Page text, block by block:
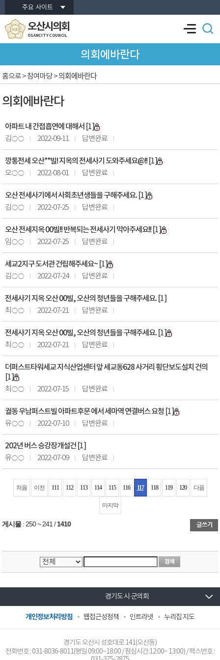
본문바로가기주요 사이트
오산시의회
OSANCITY COUNCIL
의회에바란다
의회에바란다
홈으로> 참여마당 >의회에바란다
아파트 내 간접흡연에 대해서 [1]
김○○ 2022-09-11 답변완료
깡통전세 오산**빌! 지옥의 전세사기 도와주세요@!! [1]
오○○ 2022-08-01 답변완료
오산 전세사기에서 사회초년생들을 구해주세요. [1]
김○○ 2022-07-25 답변완료
오산 전세지옥 00빌!! 반복되는 전세사기 막아주세요!! [1]
임○○ 2022-07-25 답변완료
세교2지구 도서관 건립해주세요~ [1]
김○○ 2022-07-24 답변완료
전세사기 지옥 오산 00빌, 오산의 청년들을 구해주세요. [1]
최○○ 2022-07-21 답변완료
전세사기 지옥 오산 00빌, 오산의 청년들을 구해주세요. [1]
최○○ 2022-07-21 답변완료
더퍼스트타워세교 지식산업센터 앞 세교동628 사거리 횡단보도설치 건의
[1]
최○○ 2022-07-15 답변완료
궐동 우남퍼스트빌 아파트후문 에서 세마역 연결버스 요청 [1]
유○○ 2022-07-10 답변완료
202년 버스 승강장개설건 [1]
유○○ 2022-07-09 답변완료
처음 이전 111 112 113 114 115 116 117 118 119 120 다음
마지막
게시물:250 ~ 241 /1410
경기도 시·군의회
개인정보처리방침 웹접근성정책 인트라넷 누리집 지도
경기도 오산시 성호대로 141(오산동)
전화번호 :031-8036-8011(평일 09:00~18:00 / 점심시간:12:00~ 13:00) / 팩스번호 :